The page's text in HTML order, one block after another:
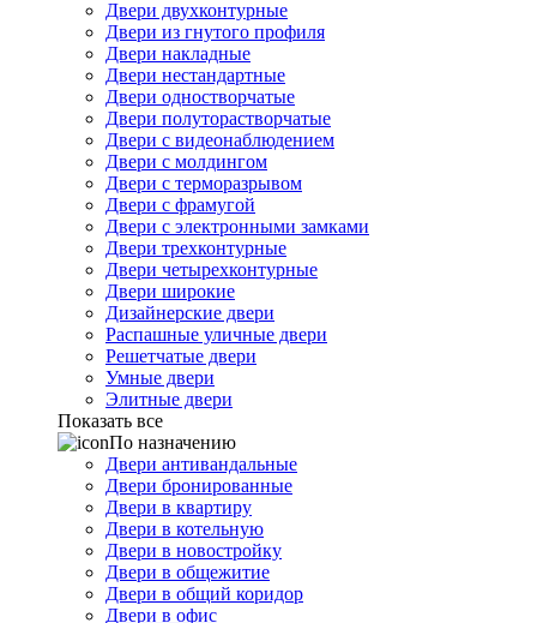
Двери двухконтурные
Двери из гнутого профиля
Двери накладные
Двери нестандартные
Двери одностворчатые
Двери полуторастворчатые
Двери с видеонаблюдением
Двери с молдингом
Двери с терморазрывом
Двери с фрамугой
Двери с электронными замками
Двери трехконтурные
Двери четырехконтурные
Двери широкие
Дизайнерские двери
Распашные уличные двери
Решетчатые двери
Умные двери
Элитные двери
Показать все
По назначению
Двери антивандальные
Двери бронированные
Двери в квартиру
Двери в котельную
Двери в новостройку
Двери в общежитие
Двери в общий коридор
Двери в офис